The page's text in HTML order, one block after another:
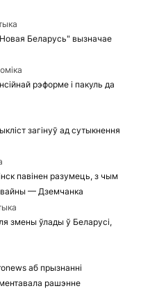
Беларусь" вызначае
рэформе і пакуль да
загінуў ад сутыкнення
павінен разумець, з чым
— Дземчанка
змены ўлады ў Беларусі,
аб прызнанні
рашэнне